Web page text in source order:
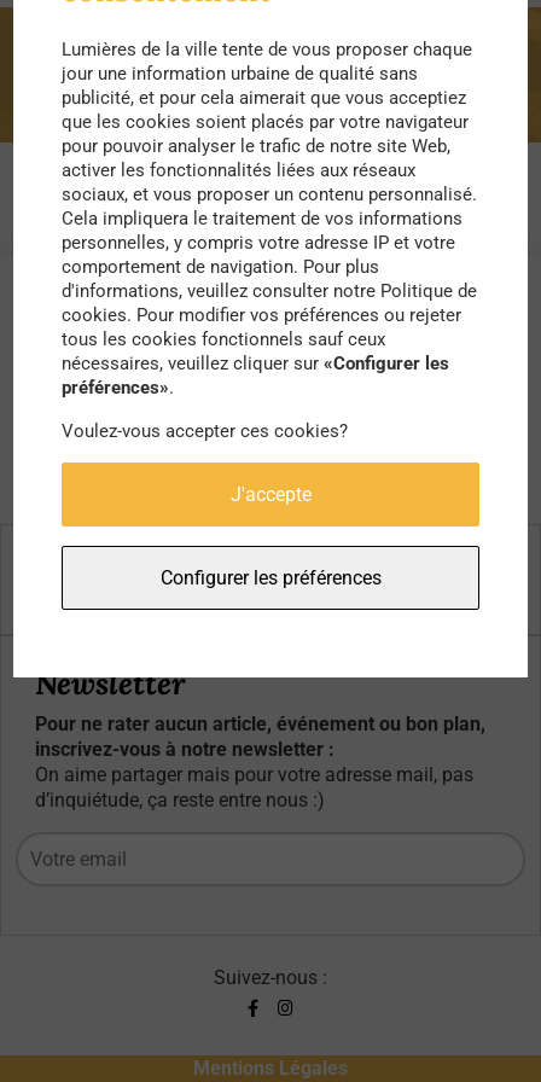
Estonie
Newsletter
Pour ne rater aucun article, événement ou bon plan,
inscrivez-vous à notre newsletter :
On aime partager mais pour votre adresse mail, pas
d’inquiétude, ça reste entre nous :)
Suivez-nous :
Mentions Légales
Lumières de la ville tente de vous proposer chaque
jour une information urbaine de qualité sans
publicité, et pour cela aimerait que vous acceptiez
que les cookies soient placés par votre navigateur
pour pouvoir analyser le trafic de notre site Web,
activer les fonctionnalités liées aux réseaux
sociaux, et vous proposer un contenu personnalisé.
Cela impliquera le traitement de vos informations
personnelles, y compris votre adresse IP et votre
comportement de navigation. Pour plus
d'informations, veuillez consulter notre Politique de
cookies. Pour modifier vos préférences ou rejeter
tous les cookies fonctionnels sauf ceux
nécessaires, veuillez cliquer sur«Configurer les
préférences».
Voulez-vous accepter ces cookies?
J'accepte
Configurer les préférences